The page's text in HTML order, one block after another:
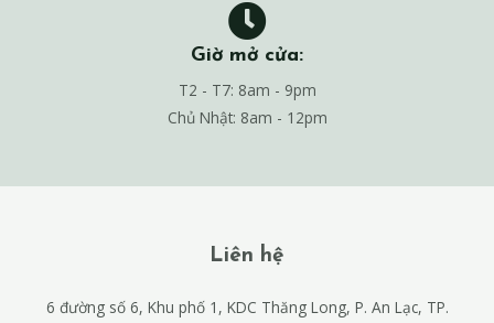
Giờ mở cửa:
T2 - T7: 8am - 9pm
Chủ Nhật: 8am - 12pm
Liên hệ
6 đường số 6, Khu phố 1, KDC Thăng Long, P. An Lạc, TP.